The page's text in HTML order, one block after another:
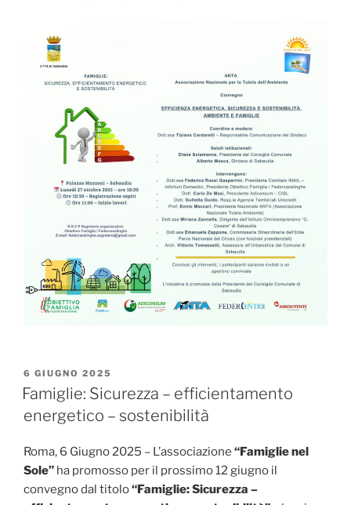
PUBBLICATO
IL
6 GIUGNO 2025
Famiglie: Sicurezza – efficientamento
energetico – sostenibilità
Roma, 6 Giugno 2025 – L’associazione “Famiglie nel
Sole” ha promosso per il prossimo 12 giugno il
convegno dal titolo“Famiglie: Sicurezza –